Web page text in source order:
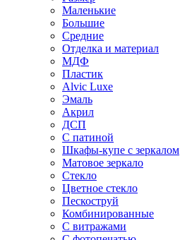
Маленькие
Большие
Средние
Отделка и материал
МДФ
Пластик
Alvic Luxe
Эмаль
Акрил
ДСП
С патиной
Шкафы-купе с зеркалом
Матовое зеркало
Стекло
Цветное стекло
Пескоструй
Комбинированные
С витражами